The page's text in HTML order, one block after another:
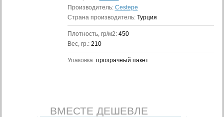
Производитель: Cestepe
Страна производитель: Турция
Плотность, гр/м2: 450
Вес, гр.: 210
Упаковка: прозрачный пакет
ВМЕСТЕ ДЕШЕВЛЕ